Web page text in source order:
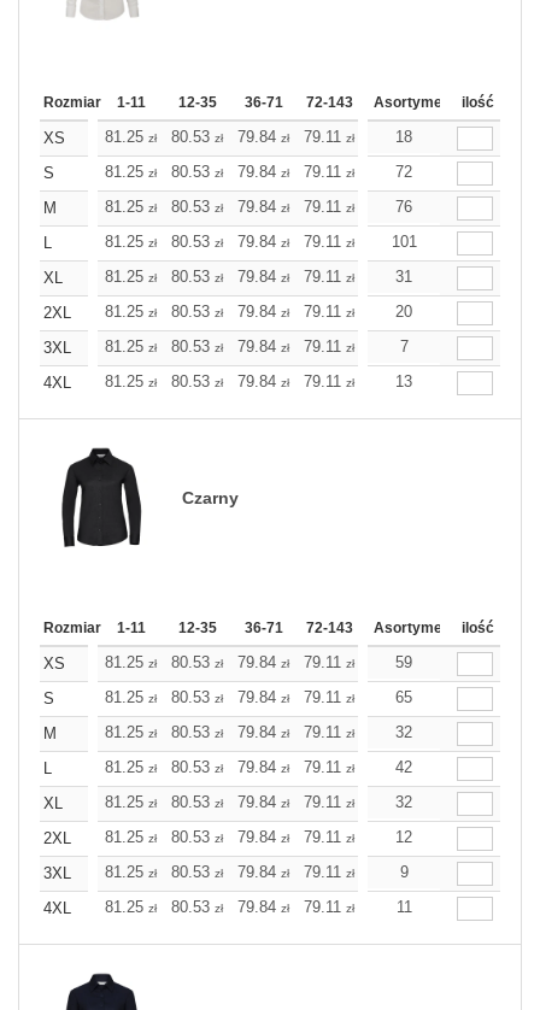
Rozmiar 1-11 12-35 36-71 72-143 144-287 288 Dodaj
Asortyment ilość
XS 81.25 zł 80.53 zł 79.84 zł 79.11 zł 78.43
18
S
81.25 zł 80.53 zł 79.84 zł 79.11 zł 78.43
72
M
81.25 zł 80.53 zł 79.84 zł 79.11 zł 78.43
76
L
81.25 zł 80.53 zł 79.84 zł 79.11 zł 78.43zł
101
XL
81.25 zł 80.53 zł 79.84 zł 79.11 zł 78.43
31
2XL
81.25 zł 80.53 zł 79.84 zł 79.11 zł 78.43
20
3XL
81.25 zł 80.53 zł 79.84 zł 79.11 zł 78.43
7
4XL
81.25 zł 80.53 zł 79.84 zł 79.11 zł 78.43
13
Czarny
Rozmiar 1-11 12-35 36-71 72-143 144-287 288 Dodaj
Asortyment ilość
XS 81.25 zł 80.53 zł 79.84 zł 79.11 zł 78.43
59
S
81.25 zł 80.53 zł 79.84 zł 79.11 zł 78.43
65
M
81.25 zł 80.53 zł 79.84 zł 79.11 zł 78.43
32
L
81.25 zł 80.53 zł 79.84 zł 79.11 zł 78.43
42
XL
81.25 zł 80.53 zł 79.84 zł 79.11 zł 78.43
32
2XL
81.25 zł 80.53 zł 79.84 zł 79.11 zł 78.43
12
3XL
81.25 zł 80.53 zł 79.84 zł 79.11 zł 78.43
9
4XL
81.25 zł 80.53 zł 79.84 zł 79.11 zł 78.43
11